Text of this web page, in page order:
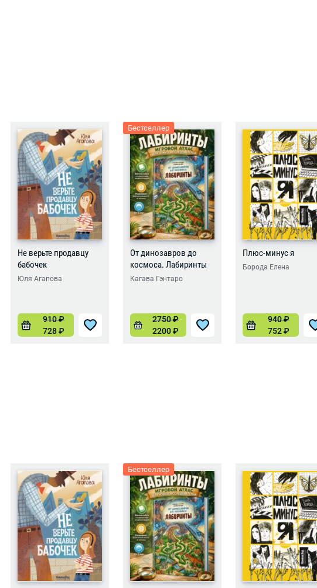
Не верьте продавцу
бабочек
Юля Агапова
910₽
728₽
Бестселлер
От динозавров до
космоса. Лабиринты
Кагава Гэнтаро
2750₽
2200₽
Плюс-минус я
Борода Елена
940₽
752₽
Бестселлер